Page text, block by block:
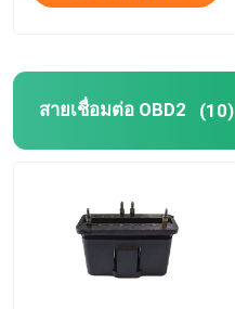
OBD2 เปิดสาย
สายเชื่อมต่อ OBD2 (10)